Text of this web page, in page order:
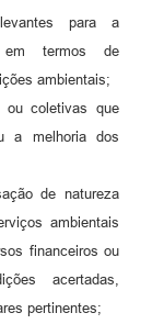
para a
em termos de
ambientais;
ou coletivas que
a melhoria dos
de natureza
ambientais
financeiros ou
acertadas,
pertinentes;